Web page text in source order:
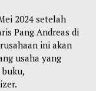
2024 setelah
Pang Andreas di
ini akan
usaha yang